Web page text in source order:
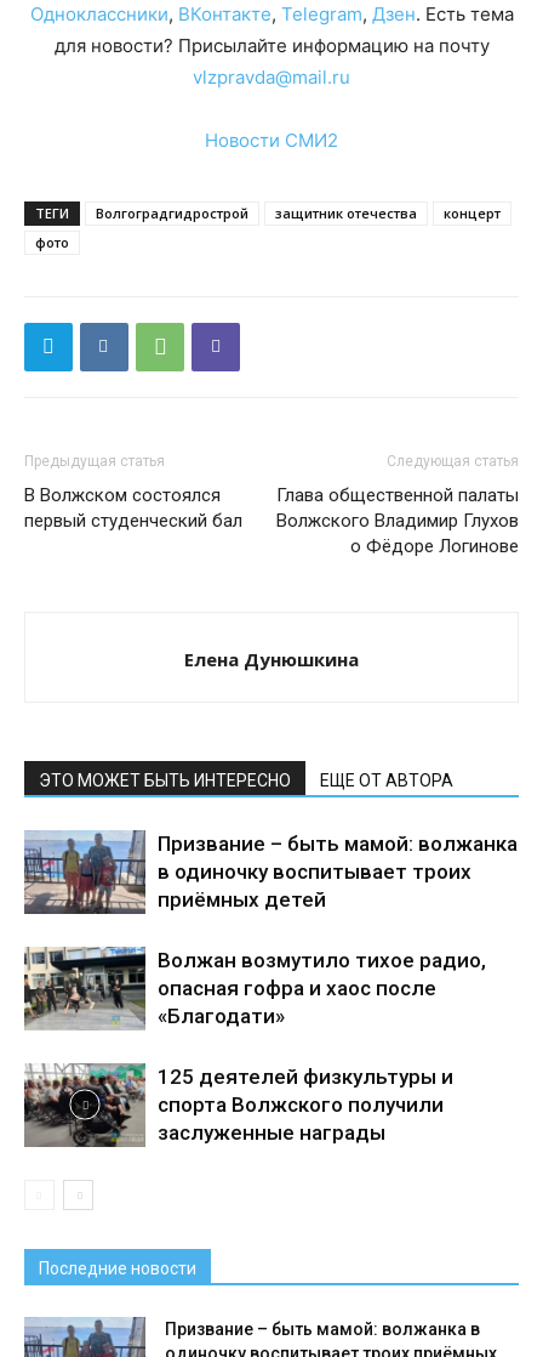
Одноклассники, ВКонтакте, Telegram, Дзен. Есть тема
для новости? Присылайте информацию на почту
vlzpravda@mail.ru
Новости СМИ2
ТЕГИ Волгоградгидрострой защитник отечества
концерт
фото
Предыдущая статья
В Волжском состоялся
первый студенческий бал
Следующая статья
Глава общественной палаты
Волжского Владимир Глухов
о Фёдоре Логинове
Елена Дунюшкина
ЭТО МОЖЕТ БЫТЬ ИНТЕРЕСНО ЕЩЕ ОТ АВТОРА
Призвание – быть мамой: волжанка
в одиночку воспитывает троих
приёмных детей
Волжан возмутило тихое радио,
опасная гофра и хаос после
«Благодати»
125 деятелей физкультуры и
спорта Волжского получили
заслуженные награды
Последние новости
Призвание – быть мамой: волжанка в
одиночку воспитывает троих приёмных